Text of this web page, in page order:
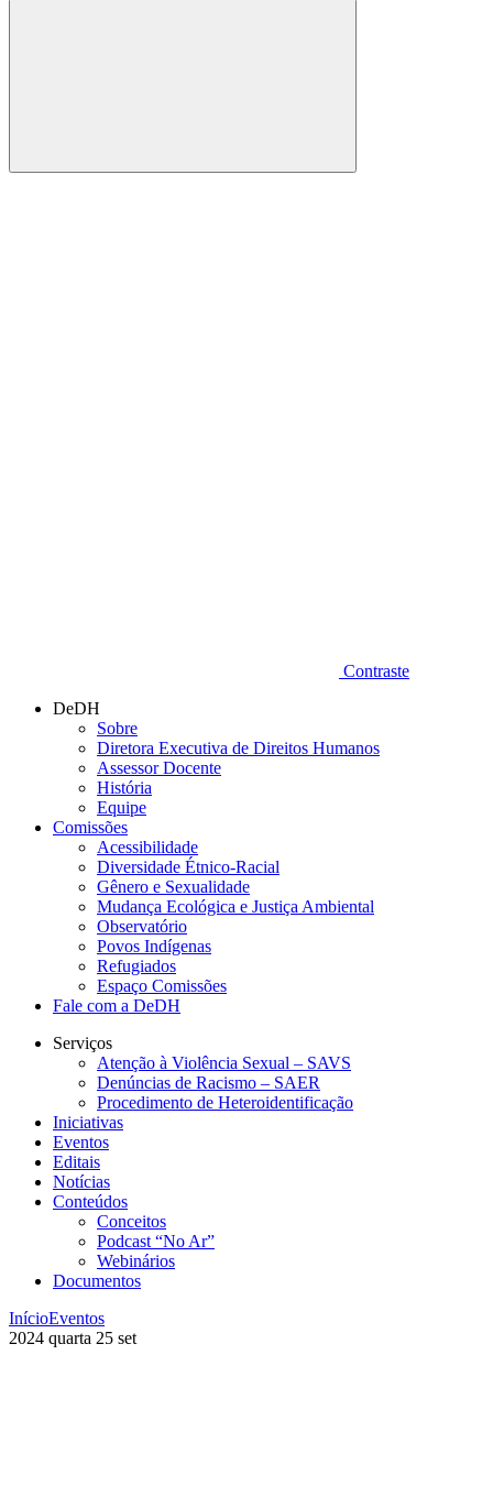
Buscar
Contraste
DeDH
Sobre
Diretora Executiva de Direitos Humanos
Assessor Docente
História
Equipe
Comissões
Acessibilidade
Diversidade Étnico-Racial
Gênero e Sexualidade
Mudança Ecológica e Justiça Ambiental
Observatório
Povos Indígenas
Refugiados
Espaço Comissões
Fale com a DeDH
Serviços
Atenção à Violência Sexual – SAVS
Denúncias de Racismo – SAER
Procedimento de Heteroidentificação
Iniciativas
Eventos
Editais
Notícias
Conteúdos
Conceitos
Podcast “No Ar”
Webinários
Documentos
InícioEventos
2024 quarta 25 set